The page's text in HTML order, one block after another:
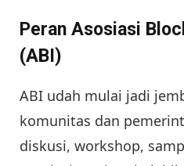
Peran Asosiasi
(ABI)
ABI udah mulai jadi
komunitas dan
diskusi, workshop,